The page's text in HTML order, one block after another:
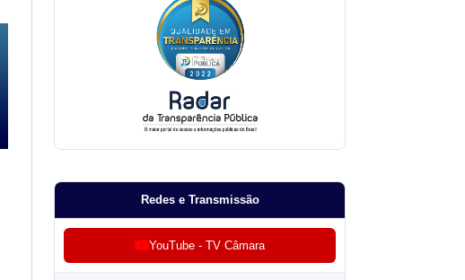
Redes e Transmissão
YouTube - TV Câmara